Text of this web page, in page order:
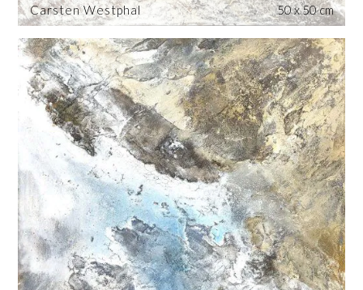
Carsten Westphal
50 x 50 cm